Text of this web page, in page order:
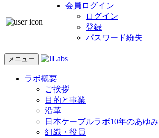
会員ログイン
ログイン
登録
パスワード紛失
メニュー
ラボ概要
ご挨拶
目的と事業
沿革
日本ケーブルラボ10年のあゆみ
組織・役員